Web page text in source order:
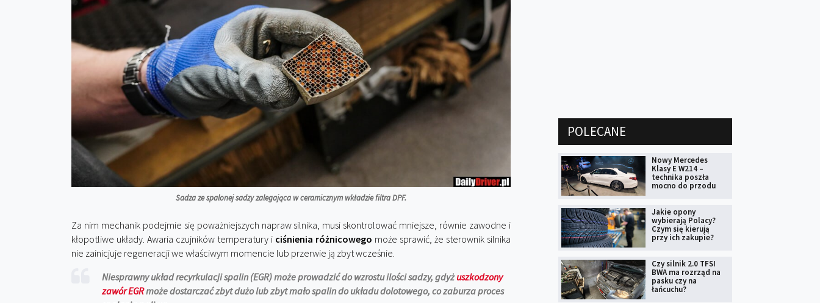
Sadza ze spalonej sadzy zalegająca w ceramicznym wkładzie filtra DPF.
Za nim mechanik podejmie się poważniejszych napraw silnika, musi skontrolować mniejsze, równie zawodne i
kłopotliwe układy. Awaria czujników temperatury i ciśnienia różnicowego może sprawić, że sterownik silnika
nie zainicjuje regeneracji we właściwym momencie lub przerwie ją zbyt wcześnie.
Niesprawny układ recyrkulacji spalin (EGR) może prowadzić do wzrostu ilości sadzy, gdyżuszkodzony
zawór EGRmoże dostarczać zbyt dużo lub zbyt mało spalin do układu dolotowego, co zaburza proces
POLECANE
Nowy Mercedes
Klasy E W214 –
technika poszła
mocno do przodu
Jakie opony
wybierają Polacy?
Czym się kierują
przy ich zakupie?
Czy silnik 2.0 TFSI
BWA ma rozrząd na
pasku czy na
łańcuchu?